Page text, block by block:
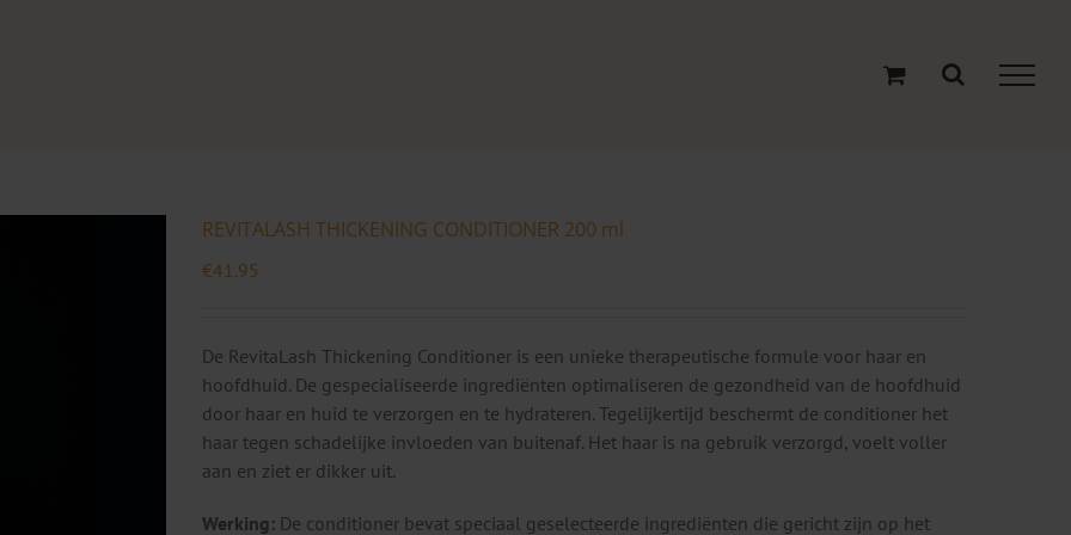
REVITALASH THICKENING CONDITIONER 200 ml
€41.95
De RevitaLash Thickening Conditioner is een unieke therapeutische formule voor haar en
hoofdhuid. De gespecialiseerde ingrediënten optimaliseren de gezondheid van de hoofdhuid
door haar en huid te verzorgen en te hydrateren. Tegelijkertijd beschermt de conditioner het
haar tegen schadelijke invloeden van buitenaf. Het haar is na gebruik verzorgd, voelt voller
aan en ziet er dikker uit.
Werking: De conditioner bevat speciaal geselecteerde ingrediënten die gericht zijn op het